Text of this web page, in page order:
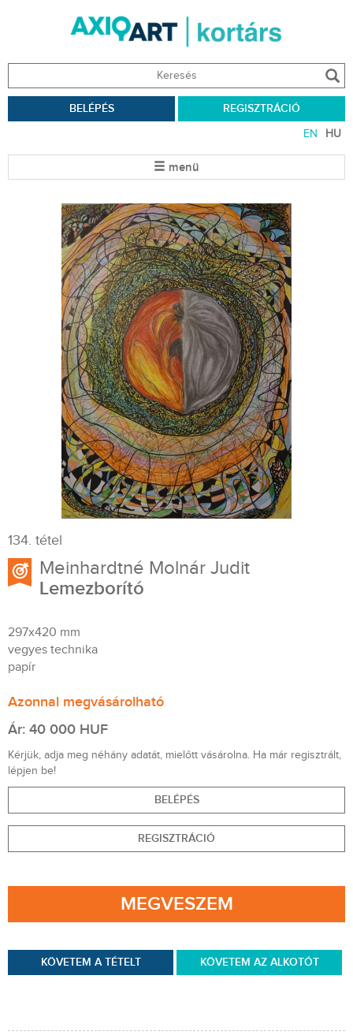
BELÉPÉS REGISZTRÁCIÓ
EN HU
menü
134. tétel
Meinhardtné Molnár Judit
Lemezborító
297x420 mm
vegyes technika
papír
Azonnal megvásárolható
Ár: 40 000 HUF
Kérjük, adja meg néhány adatát, mielőtt vásárolna. Ha már regisztrált,
lépjen be!
BELÉPÉS
REGISZTRÁCIÓ
MEGVESZEM
KÖVETEM A TÉTELT KÖVETEM AZ ALKOTÓT